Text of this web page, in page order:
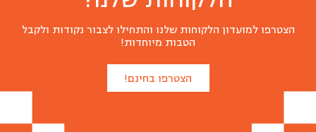
הצטרפו למועדון הלקוחות שלנו והתחילו לצבור נקודות ולקבל
הטבות מיוחדות!
הצטרפו בחינם!